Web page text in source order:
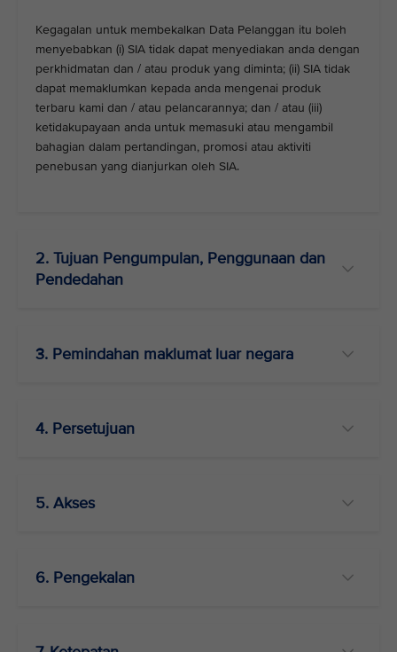
Kegagalan untuk membekalkan Data Pelanggan itu boleh
menyebabkan (i) SIA tidak dapat menyediakan anda dengan
perkhidmatan dan / atau produk yang diminta; (ii) SIA tidak
dapat memaklumkan kepada anda mengenai produk
terbaru kami dan / atau pelancarannya; dan / atau (iii)
ketidakupayaan anda untuk memasuki atau mengambil
bahagian dalam pertandingan, promosi atau aktiviti
penebusan yang dianjurkan oleh SIA.
2. Tujuan Pengumpulan, Penggunaan dan
Pendedahan
3. Pemindahan maklumat luar negara
4. Persetujuan
5. Akses
6. Pengekalan